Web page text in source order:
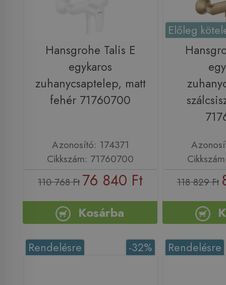
Hansgrohe Talis E
egykaros
zuhanycsaptelep, matt
fehér 71760700
Azonosító: 174371
Cikkszám: 71760700
110 768 Ft 76 840 Ft
Kosárba
Előleg
118 829 Ft
-32%
Rendelésre Rendelésre